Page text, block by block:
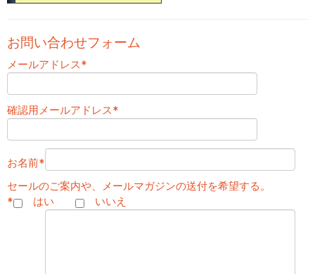
お問い合わせフォーム
メールアドレス*
確認用メールアドレス*
お名前*
セールのご案内や、メールマガジンの送付を希望する。
*
はい いいえ